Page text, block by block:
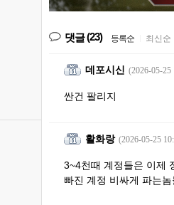
댓글(23) 등록순 최신순
데포시신 (2026-05-25
싼건 팔리지
활화랑 (2026-05-25
3~4천때 계정들은 이제
빠진 계정 비싸게 파는놈